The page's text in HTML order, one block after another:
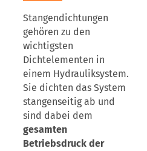
Stangendichtungen
gehören zu den
wichtigsten
Dichtelementen in
einem Hydrauliksystem.
Sie dichten das System
stangenseitig ab und
sind dabei dem
gesamten
Betriebsdruck der